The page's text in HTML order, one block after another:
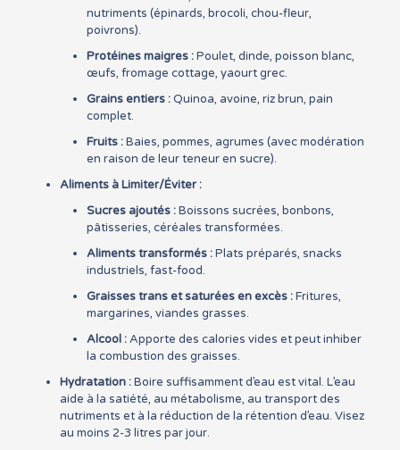
nutriments (épinards, brocoli, chou-fleur,
poivrons).
Protéines maigres :Poulet, dinde, poisson blanc,
œufs, fromage cottage, yaourt grec.
Grains entiers :Quinoa, avoine, riz brun, pain
complet.
Fruits :Baies, pommes, agrumes (avec modération
en raison de leur teneur en sucre).
Aliments à Limiter/Éviter :
Sucres ajoutés :Boissons sucrées, bonbons,
pâtisseries, céréales transformées.
Aliments transformés :Plats préparés, snacks
industriels, fast-food.
Graisses trans et saturées en excès :Fritures,
margarines, viandes grasses.
Alcool :Apporte des calories vides et peut inhiber
la combustion des graisses.
Hydratation :Boire suffisamment d’eau est vital. L’eau
aide à la satiété, au métabolisme, au transport des
nutriments et à la réduction de la rétention d’eau. Visez
au moins 2-3 litres par jour.